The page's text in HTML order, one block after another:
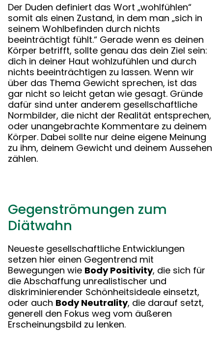
Der Duden definiert das Wort „wohlfühlen“
somit als einen Zustand, in dem man „sich in
seinem Wohlbefinden durch nichts
beeinträchtigt fühlt.“ Gerade wenn es deinen
Körper betrifft, sollte genau das dein Ziel sein:
dich in deiner Haut wohlzufühlen und durch
nichts beeinträchtigen zu lassen. Wenn wir
über das Thema Gewicht sprechen, ist das
gar nicht so leicht getan wie gesagt. Gründe
dafür sind unter anderem gesellschaftliche
Normbilder, die nicht der Realität entsprechen,
oder unangebrachte Kommentare zu deinem
Körper. Dabei sollte nur deine eigene Meinung
zu ihm, deinem Gewicht und deinem Aussehen
zählen.
Gegenströmungen zum
Diätwahn
Neueste gesellschaftliche Entwicklungen
setzen hier einen Gegentrend mit
Bewegungen wie Body Positivity, die sich für
die Abschaffung unrealistischer und
diskriminierender Schönheitsideale einsetzt,
oder auch Body Neutrality, die darauf setzt,
generell den Fokus weg vom äußeren
Erscheinungsbild zu lenken.